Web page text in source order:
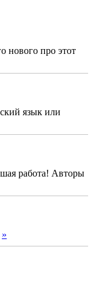
нового про этот
язык или
работа! Авторы
»